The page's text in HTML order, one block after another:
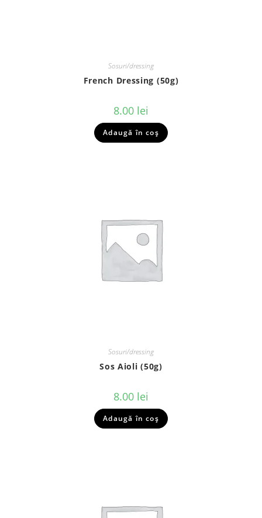
Sosuri/dressing
French Dressing (50g)
8.00 lei
Adaugă în coș
Sosuri/dressing
Sos Aioli (50g)
8.00 lei
Adaugă în coș